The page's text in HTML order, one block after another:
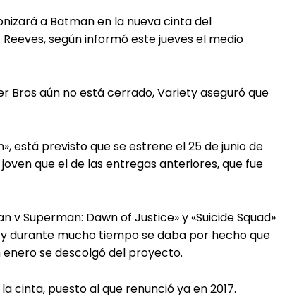
a Batman en la nueva cinta del
según informó este jueves el medio
Bros aún no está cerrado, Variety aseguró que
está previsto que se estrene el 25 de junio de
que el de las entregas anteriores, que fue
Superman: Dawn of Justice» y «Suicide Squad»
y durante mucho tiempo se daba por hecho que
se descolgó del proyecto.
cinta, puesto al que renunció ya en 2017.